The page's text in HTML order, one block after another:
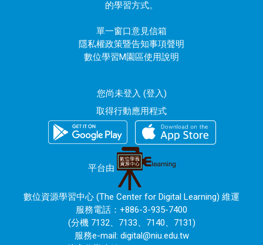
的學習方式。
單一窗口意見信箱
隱私權政策暨告知事項聲明
數位學習M園區使用說明
您尚未登入 (登入)
取得行動應用程式
平台由
數位資源學習中心 (The Center for Digital Learning) 維運
服務電話：+886-3-935-7400
(分機 7132、7133、7140、7131)
服務e-mail: digital@niu.edu.tw